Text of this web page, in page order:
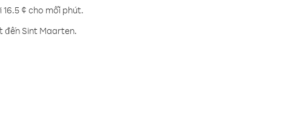
¢ cho mỗi phút.
đến Sint Maarten.